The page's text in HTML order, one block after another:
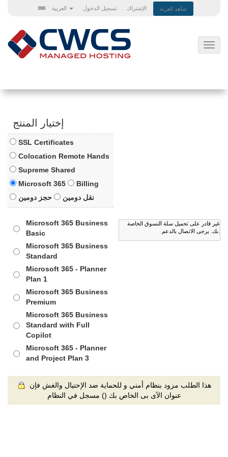
تسجيل الدخول الإشتراك شاهد العربة
تبديل
التنقل
إختيار المنتج
SSL Certificates
Colocation Remote Hands
Supreme Shared
Microsoft 365
Billing
حجز دومين
نقل دومين
Microsoft 365 Business
Basic
Microsoft 365 Business
Standard
Microsoft 365 - Planner
Plan 1
Microsoft 365 Business
Premium
Microsoft 365 Business
Standard with Full
Copilot
Microsoft 365 - Planner
and Project Plan 3
غير قادر على تحميل سلة التسوق الخاصة
عنوان الآى بى الخاص بك () مسجل في النظام